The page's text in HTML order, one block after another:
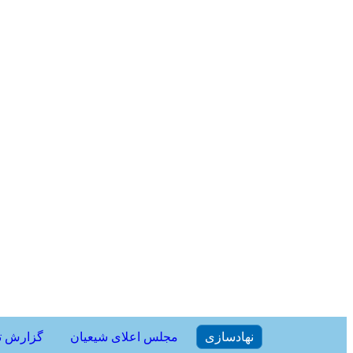
گزارش مجلس اعلای شیعیان نهادسازی